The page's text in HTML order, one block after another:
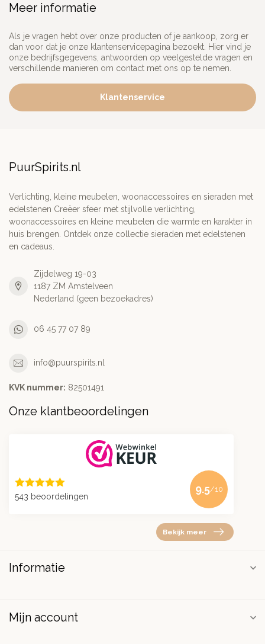
Meer informatie
Als je vragen hebt over onze producten of je aankoop, zorg er
dan voor dat je onze klantenservicepagina bezoekt. Hier vind je
onze bedrijfsgegevens, antwoorden op veelgestelde vragen en
verschillende manieren om contact met ons op te nemen.
Klantenservice
PuurSpirits.nl
Verlichting, kleine meubelen, woonaccessoires en sieraden met
edelstenen Creëer sfeer met stijlvolle verlichting,
woonaccessoires en kleine meubelen die warmte en karakter in
huis brengen. Ontdek onze collectie sieraden met edelstenen
en cadeaus.
Zijdelweg 19-03
1187 ZM Amstelveen
Nederland (geen bezoekadres)
06 45 77 07 89
info@puurspirits.nl
KVK nummer: 82501491
Onze klantbeoordelingen
543 beoordelingen
9.5/10
Bekijk meer
Informatie
Mijn account